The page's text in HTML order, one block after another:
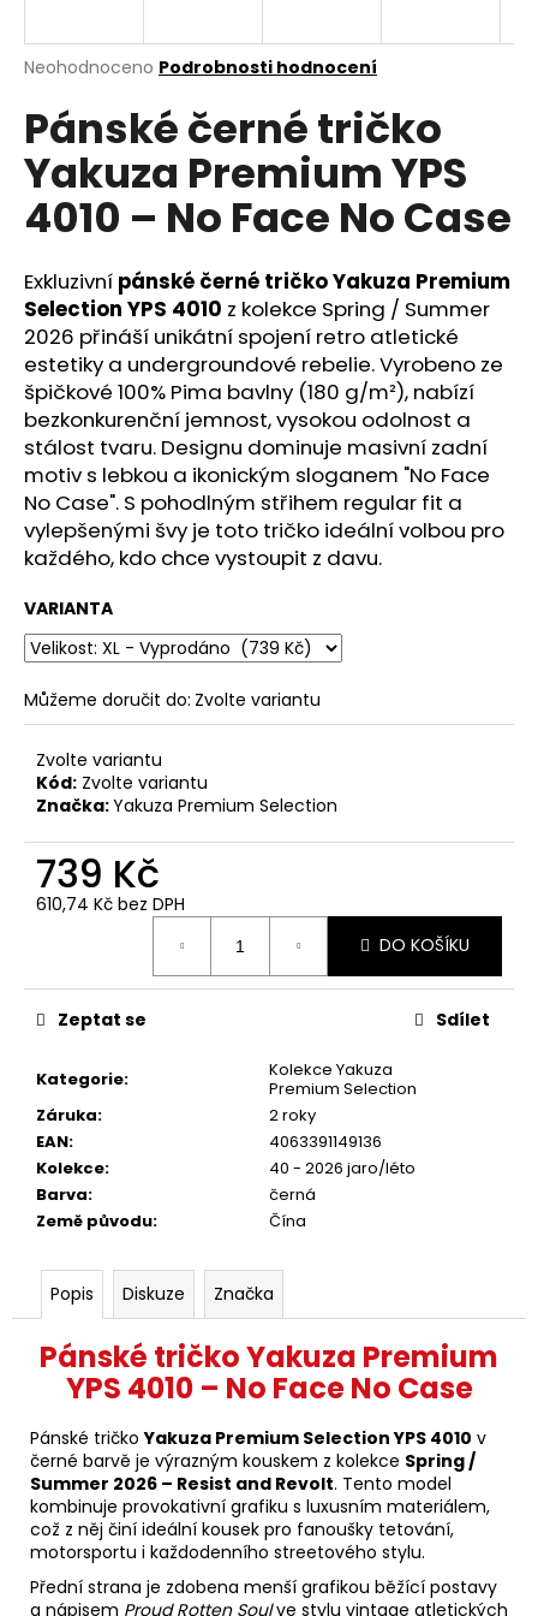
Průměrné
produktu
je
0,0
z
hvězdiček.
Neohodnoceno Podrobnosti hodnocení
Pánské černé tričko
Yakuza Premium YPS
4010 – No Face No Case
Exkluzivní pánské černé tričko Yakuza Premium
Selection YPS 4010 z kolekce Spring / Summer
2026 přináší unikátní spojení retro atletické
estetiky a undergroundové rebelie. Vyrobeno ze
špičkové 100% Pima bavlny (180 g/m²), nabízí
bezkonkurenční jemnost, vysokou odolnost a
stálost tvaru. Designu dominuje masivní zadní
motiv s lebkou a ikonickým sloganem "No Face
No Case". S pohodlným střihem regular fit a
vylepšenými švy je toto tričko ideální volbou pro
každého, kdo chce vystoupit z davu.
VARIANTA
Můžeme doručit do: Zvolte variantu
Zvolte variantu
Kód: Zvolte variantu
Značka:Yakuza Premium Selection
739 Kč
610,74 Kč bez DPH
DO KOŠÍKU
Kategorie:
Kolekce Yakuza
Premium Selection
Záruka:
2 roky
EAN:
4063391149136
Kolekce:
40 - 2026 jaro/léto
Barva:
černá
Země původu: Čína
Zeptat se Sdílet
Popis Diskuze Značka
Pánské tričko Yakuza Premium
YPS 4010 – No Face No Case
Pánské tričkoYakuza Premium Selection YPS 4010 v
černé barvě je výrazným kouskem z kolekce Spring /
Summer 2026 – Resist and Revolt. Tento model
kombinuje provokativní grafiku s luxusním materiálem,
což z něj činí ideální kousek pro fanoušky tetování,
motorsportu i každodenního streetového stylu.
Přední strana je zdobena menší grafikou běžící postavy
a nápisem Proud Rotten Soulve stylu vintage atletických
j
t
?
HLEDAT
D
o
p
o
r
u
č
u
j
e
m
VESTA
YAKUZA
PREMIUM
BORN
TO
BURN
449